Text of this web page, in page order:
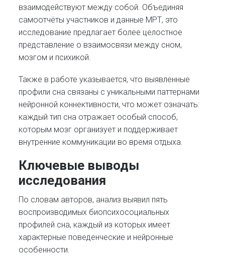
взаимодействуют между собой. Объединяя
самоотчёты участников и данные МРТ, это
исследование предлагает более целостное
представление о взаимосвязи между сном,
мозгом и психикой.
Также в работе указывается, что выявленные
профили сна связаны с уникальными паттернами
нейронной коннективности, что может означать:
каждый тип сна отражает особый способ,
которым мозг организует и поддерживает
внутренние коммуникации во время отдыха.
Ключевые выводы
исследования
По словам авторов, анализ выявил пять
воспроизводимых биопсихосоциальных
профилей сна, каждый из которых имеет
характерные поведенческие и нейронные
особенности.